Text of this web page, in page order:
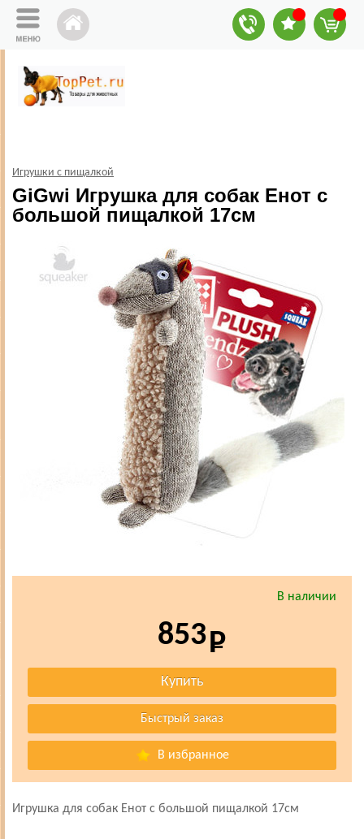
Игрушки с пищалкой
GiGwi Игрушка для собак Енот с
большой пищалкой 17см
В наличии
853
В избранное
Игрушка для собак Енот с большой пищалкой 17см